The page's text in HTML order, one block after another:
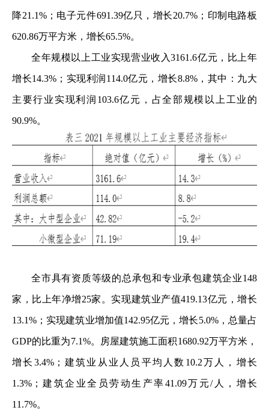
降21.1%；电子元件691.39亿只，增长20.7%；印制电路板
620.86万平方米，增长65.5%。
全年规模以上工业实现营业收入3161.6亿元，比上年
增长14.3%；实现利润114.0亿元，增长8.8%，其中：九大
主要行业实现利润103.6亿元，占全部规模以上工业的
90.9%。
全市具有资质等级的总承包和专业承包建筑企业148
家，比上年净增25家。实现建筑业产值419.13亿元，增长
13.1%；实现建筑业增加值142.95亿元，增长5.0%，总量占
GDP的比重为7.1%。房屋建筑施工面积1680.92万平方米，
增长3.4%；建筑业从业人员平均人数10.2万人，增长
1.3%；建筑企业全员劳动生产率41.09万元/人，增长
11.7%。